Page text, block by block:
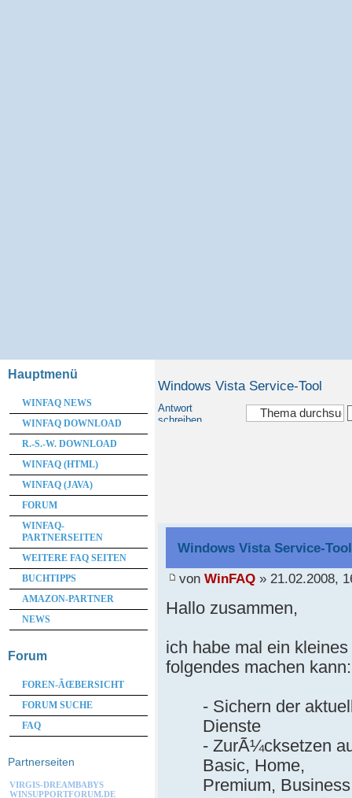
Windows Vista Service-Tool
Antwort
schreiben
Windows Vista Service-Tool
von WinFAQ» 21.02.2008,
Hallo zusammen,
ich habe mal ein
folgendes machen kann:
- Sichern der
Dienste
- ZurÃ¼cksetzen
Basic, Home,
Premium,
Hauptmenü
WINFAQ NEWS
WINFAQ DOWNLOAD
R.-S.-W. DOWNLOAD
WINFAQ (HTML)
WINFAQ (JAVA)
FORUM
WINFAQ-
PARTNERSEITEN
WEITERE FAQ SEITEN
BUCHTIPPS
AMAZON-PARTNER
NEWS
Forum
FOREN-ÃŒBERSICHT
FORUM SUCHE
FAQ
Partnerseiten
VIRGIS-DREAMBABYS
WINSUPPORTFORUM.DE